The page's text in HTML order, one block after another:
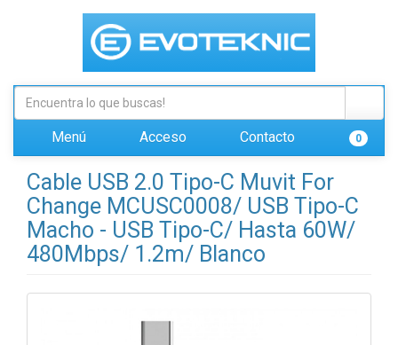
Menú Acceso Contacto 0
Cable USB 2.0 Tipo-C Muvit For
Change MCUSC0008/ USB Tipo-C
Macho - USB Tipo-C/ Hasta 60W/
480Mbps/ 1.2m/ Blanco